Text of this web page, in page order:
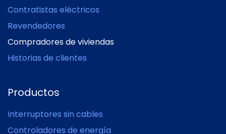
Contratistas eléctricos
Revendedores
Compradores de viviendas
Historias de clientes
Productos
Interruptores sin cables
Controladores de energía